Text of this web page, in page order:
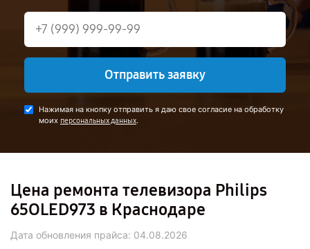
Отправить заявку
Нажимая на кнопку отправить я даю свое согласие на обработку
моих персональных данных.
Цена ремонта телевизора Philips
65OLED973 в Краснодаре
Дата обновления прайса: 04.08.2026